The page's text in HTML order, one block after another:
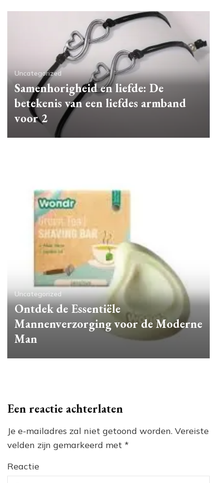
Uncategorized
Samenhorigheid en liefde: De
betekenis van een liefdes armband
voor 2
Uncategorized
Ontdek de Essentiële
Mannenverzorging voor de Moderne
Man
Een reactie achterlaten
Je e-mailadres zal niet getoond worden. Vereiste
velden zijn gemarkeerd met *
Reactie